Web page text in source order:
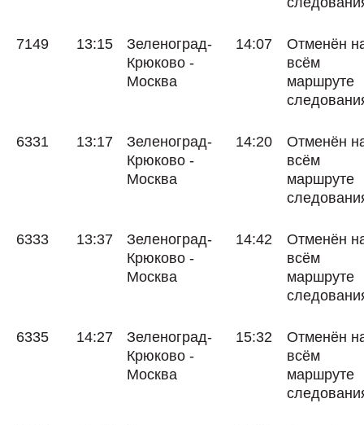
7149 13:15
Зеленоград-
Крюково -
Москва
14:07
Отменён
всём
маршруте
6331 13:17
Зеленоград-
Крюково -
Москва
14:20
Отменён
всём
маршруте
6333 13:37
Зеленоград-
Крюково -
Москва
14:42
Отменён
всём
маршруте
6335 14:27
Зеленоград-
Крюково -
Москва
15:32
Отменён
всём
маршруте